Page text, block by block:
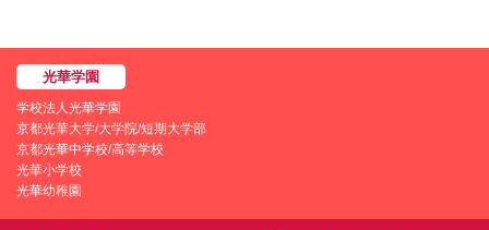
学校法人光華学園
京都光華大学/大学院/短期大学部
京都光華中学校/高等学校
光華小学校
光華幼稚園